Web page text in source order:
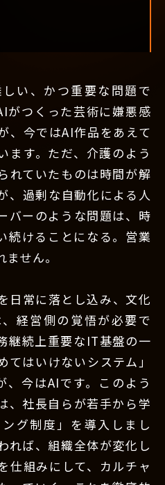
い、かつ重要な問題で
がつくった芸術に嫌悪感
、今ではAI作品をあえて
ます。ただ、介護のよう
れていたものは時間が解
、過剰な自動化による人
バーのような問題は、時
続けることになる。営業
せん。
日常に落とし込み、文化
経営側の覚悟が必要で
継続上重要なIT基盤の一
はいけないシステム」
今はAIです。このよう
、社長自らが若手から学
グ制度」を導入しまし
れば、組織全体が変化し
仕組みにして、カルチャ